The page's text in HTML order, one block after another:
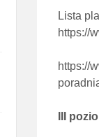
Lista
https://
https://
III